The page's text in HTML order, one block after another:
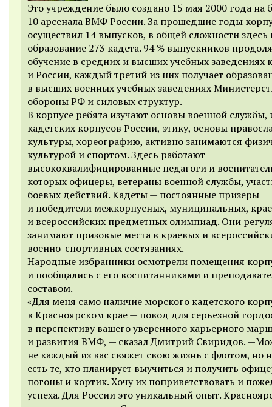
Это учреждение было создано 15 мая 2000 года на
10 арсенала ВМФ России. За прошедшие годы
осуществил 14 выпусков, в общей сложности здесь
образование 273 кадета. 94 % выпускников
обучение в средних и высших учебных заведениях
и России, каждый третий из них получает
в высших военных учебных заведениях
обороны РФ и силовых структур.
В корпусе ребята изучают основы военной
кадетских корпусов России, этику, основы
культуры, хореографию, активно занимаются
культурой и спортом. Здесь работают
высококвалифицированные педагоги и
которых офицеры, ветераны военной службы,
боевых действий. Кадеты — постоянные призеры
и победители межкорпусных, муниципальных,
и всероссийских предметных олимпиад. Они
занимают призовые места в краевых и
военно-спортивных состязаниях.
Народные избранники осмотрели помещения
и пообщались с его воспитанниками и
составом.
«Для меня само наличие морского кадетского
в Красноярском крае — повод для серьезной
в перспективу вашего уверенного карьерного
и развития ВМФ, — сказал Дмитрий Свиридов.
не каждый из вас свяжет свою жизнь с флотом, но
есть те, кто планирует выучиться и получить
погоны и кортик. Хочу их поприветствовать и
успеха. Для России это уникальный опыт.